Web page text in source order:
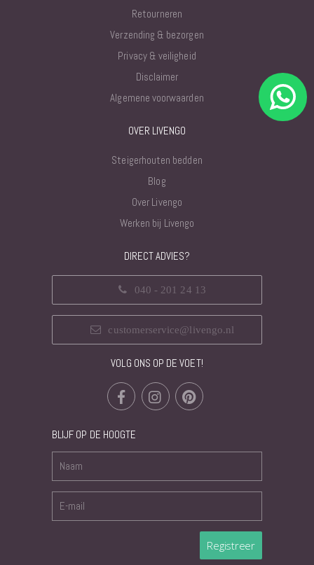
Retourneren
Verzending & bezorgen
Privacy & veiligheid
Disclaimer
Algemene voorwaarden
OVER LIVENGO
Steigerhouten bedden
Blog
Over Livengo
Werken bij Livengo
DIRECT ADVIES?
040 - 201 24 13
customerservice@livengo.nl
VOLG ONS OP DE VOET!
BLIJF OP DE HOOGTE
Registreer